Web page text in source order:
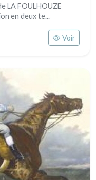
LA FOULHOUZE
en deux te...
Voir